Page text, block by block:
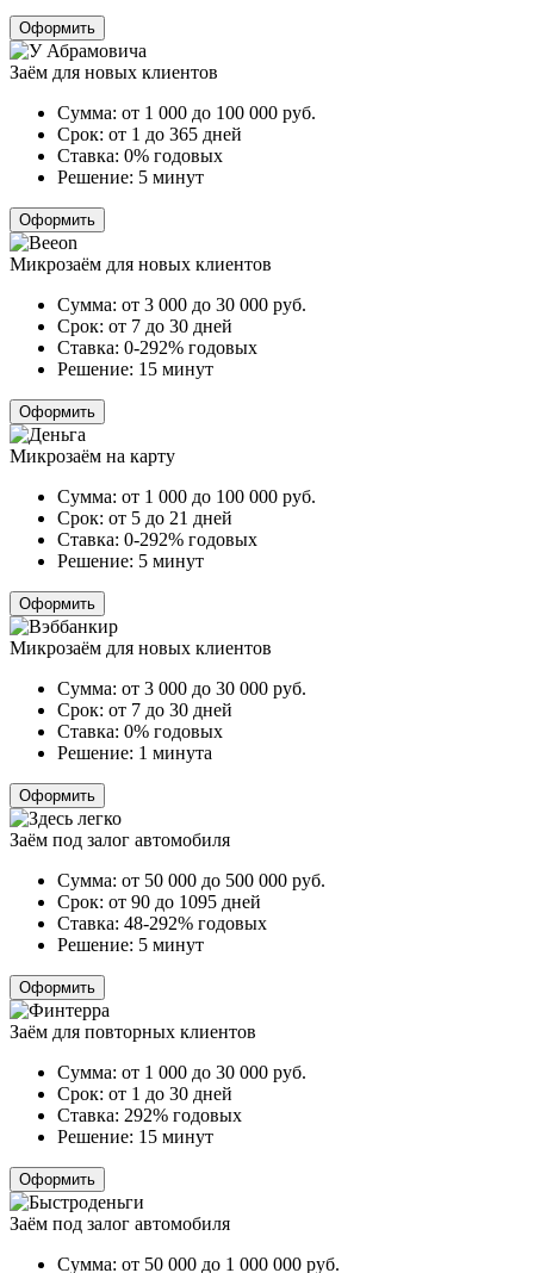
Оформить
Заём для новых клиентов
Сумма: от 1 000 до 100 000 руб.
Срок: от 1 до 365 дней
Ставка: 0% годовых
Решение: 5 минут
Оформить
Микрозаём для новых клиентов
Сумма: от 3 000 до 30 000 руб.
Срок: от 7 до 30 дней
Ставка: 0-292% годовых
Решение: 15 минут
Оформить
Микрозаём на карту
Сумма: от 1 000 до 100 000 руб.
Срок: от 5 до 21 дней
Ставка: 0-292% годовых
Решение: 5 минут
Оформить
Микрозаём для новых клиентов
Сумма: от 3 000 до 30 000 руб.
Срок: от 7 до 30 дней
Ставка: 0% годовых
Решение: 1 минута
Оформить
Заём под залог автомобиля
Сумма: от 50 000 до 500 000 руб.
Срок: от 90 до 1095 дней
Ставка: 48-292% годовых
Решение: 5 минут
Оформить
Заём для повторных клиентов
Сумма: от 1 000 до 30 000 руб.
Срок: от 1 до 30 дней
Ставка: 292% годовых
Решение: 15 минут
Оформить
Заём под залог автомобиля
Сумма: от 50 000 до 1 000 000 руб.